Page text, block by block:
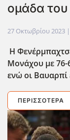
ομάδα του
27 Οκτωβρίου 2023
Η
Μονάχου με 76-
ενώ οι Βαυαρπί
ΠΕΡΙΣΣΌΤΕΡΑ